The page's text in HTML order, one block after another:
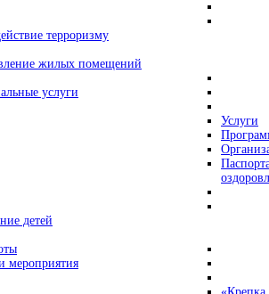
терроризму
жилых помещений
услуги
Услуги
детей
мероприятия